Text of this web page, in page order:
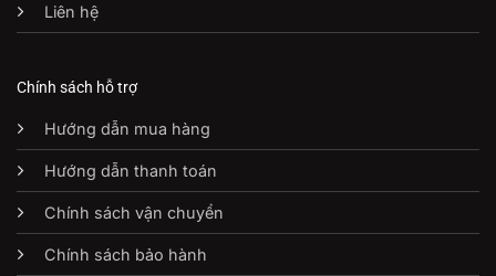
Liên hệ
Chính sách hỗ trợ
Hướng dẫn mua hàng
Hướng dẫn thanh toán
Chính sách vận chuyển
Chính sách bảo hành